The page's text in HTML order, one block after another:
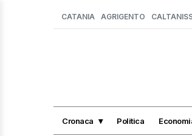
CATANIA AGRIGENTO
Cronaca Politica